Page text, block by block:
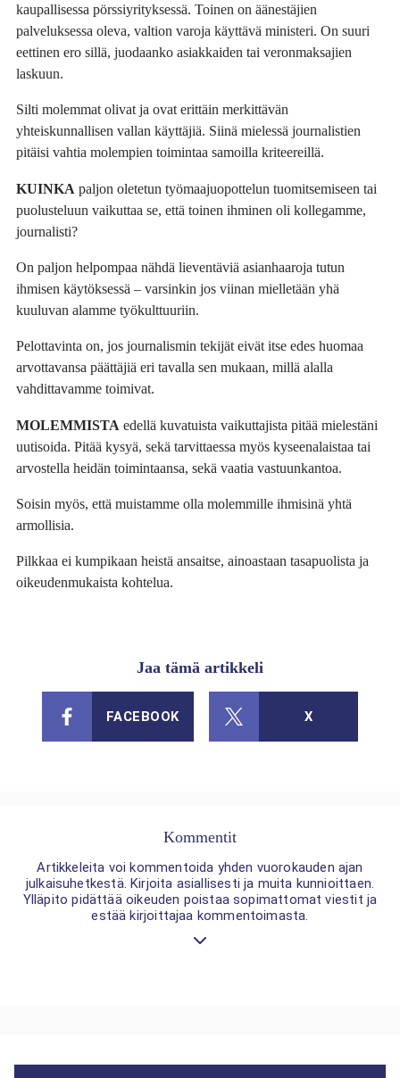
kaupallisessa pörssiyrityksessä. Toinen on äänestäjien
palveluksessa oleva, valtion varoja käyttävä ministeri. On suuri
eettinen ero sillä, juodaanko asiakkaiden tai veronmaksajien
laskuun.
Silti molemmat olivat ja ovat erittäin merkittävän
yhteiskunnallisen vallan käyttäjiä. Siinä mielessä journalistien
pitäisi vahtia molempien toimintaa samoilla kriteereillä.
KUINKA paljon oletetun työmaajuopottelun tuomitsemiseen tai
puolusteluun vaikuttaa se, että toinen ihminen oli kollegamme,
journalisti?
On paljon helpompaa nähdä lieventäviä asianhaaroja tutun
ihmisen käytöksessä – varsinkin jos viinan mielletään yhä
kuuluvan alamme työkulttuuriin.
Pelottavinta on, jos journalismin tekijät eivät itse edes huomaa
arvottavansa päättäjiä eri tavalla sen mukaan, millä alalla
vahdittavamme toimivat.
MOLEMMISTA edellä kuvatuista vaikuttajista pitää mielestäni
uutisoida. Pitää kysyä, sekä tarvittaessa myös kyseenalaistaa tai
arvostella heidän toimintaansa, sekä vaatia vastuunkantoa.
Soisin myös, että muistamme olla molemmille ihmisinä yhtä
armollisia.
Pilkkaa ei kumpikaan heistä ansaitse, ainoastaan tasapuolista ja
oikeudenmukaista kohtelua.
Jaa tämä artikkeli
FACEBOOK X
Kommentit
Artikkeleita voi kommentoida yhden vuorokauden ajan
julkaisuhetkestä. Kirjoita asiallisesti ja muita kunnioittaen.
Ylläpito pidättää oikeuden poistaa sopimattomat viestit ja
estää kirjoittajaa kommentoimasta.